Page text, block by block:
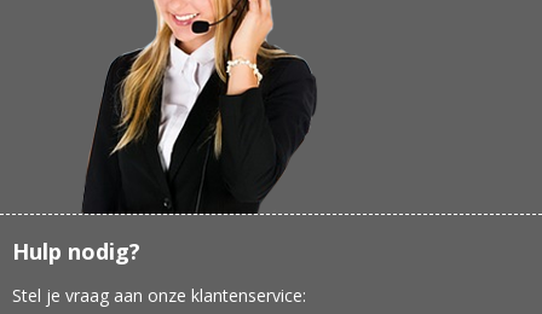
Hulp nodig?
Stel je vraag aan onze klantenservice: